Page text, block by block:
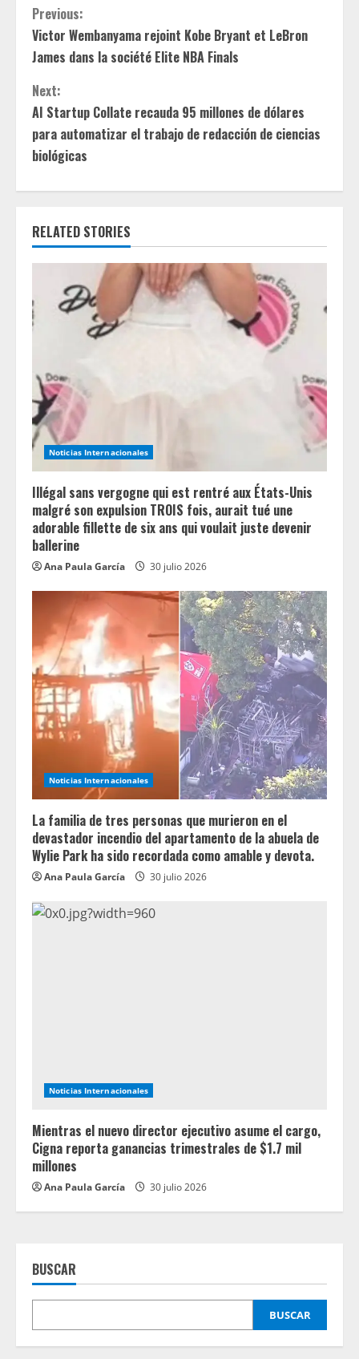
C
o
n
t
i
n
u
e
e
d
i
n
g
Previous:
Victor Wembanyama rejoint Kobe Bryant et LeBron
James dans la société Elite NBA Finals
Next:
AI Startup Collate recauda 95 millones de dólares
para automatizar el trabajo de redacción de ciencias
biológicas
RELATED STORIES
Noticias Internacionales
Illégal sans vergogne qui est rentré aux États-Unis
malgré son expulsion TROIS fois, aurait tué une
adorable fillette de six ans qui voulait juste devenir
ballerine
Ana Paula García 30 julio 2026
Noticias Internacionales
La familia de tres personas que murieron en el
devastador incendio del apartamento de la abuela de
Wylie Park ha sido recordada como amable y devota.
Ana Paula García 30 julio 2026
Noticias Internacionales
Mientras el nuevo director ejecutivo asume el cargo,
Cigna reporta ganancias trimestrales de $1.7 mil
millones
Ana Paula García 30 julio 2026
BUSCAR
BUSCAR